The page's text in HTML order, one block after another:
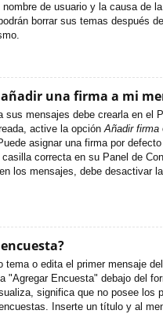
de usuario y la causa de
borrar sus temas después
añadir una firma a mi
sus mensajes debe crearla en el
active la opción Añadir firma
asignar una firma por
correcta en su Panel de
los mensajes, debe desactivar
tema o edita el primer mensaje
"Agregar Encuesta" debajo del
significa que no posee los
Inserte un título y al